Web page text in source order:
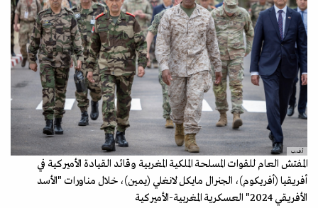
أ.ف.ب
المفتش العام للقوات المسلحة الملكية المغربية وقائد القيادة الأميركية في
أفريقيا (أفريكوم)، الجنرال مايكل لانغلي (يمين)، خلال مناورات "الأسد
الأفريقي 2024" العسكرية المغربية-الأميركية